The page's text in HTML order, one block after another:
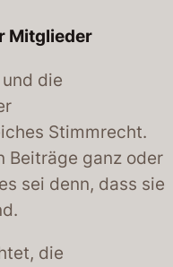
Mitglieder
die
Stimmrecht.
Beiträge ganz oder
sei denn, dass sie
die